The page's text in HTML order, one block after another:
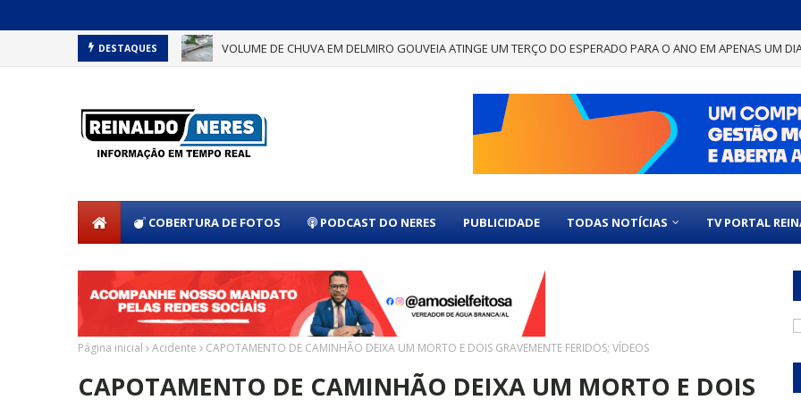
DESTAQUES VOLUME DE CHUVA EM DELMIRO GOUVEIA ATINGE UM TERÇO DO ESPERADO PARA O ANO EM APENAS UM
COBERTURA DE FOTOS PODCAST DO NERES PUBLICIDADE TODAS NOTÍCIAS TV PORTAL
Página inicial Acidente CAPOTAMENTO DE CAMINHÃO DEIXA UM MORTO E DOIS GRAVEMENTE FERIDOS; VÍDEOS
CAPOTAMENTO DE CAMINHÃO DEIXA UM MORTO E DOIS